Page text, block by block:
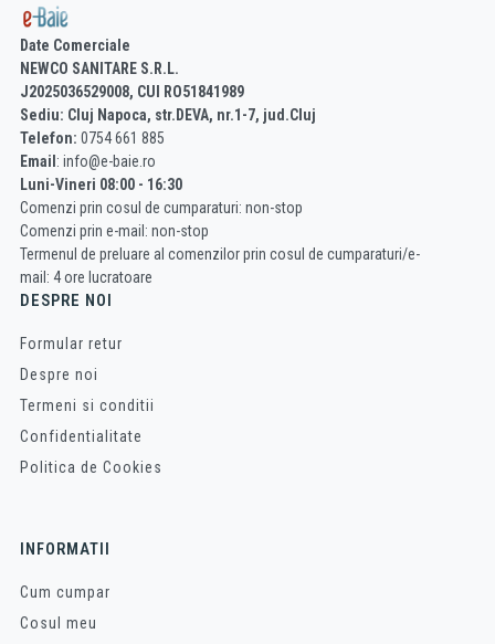
Date Comerciale
NEWCO SANITARE S.R.L.
J2025036529008, CUI RO51841989
Sediu: Cluj Napoca, str.DEVA, nr.1-7, jud.Cluj
Telefon: 0754 661 885
Email : info@e-baie.ro
Luni-Vineri 08:00 - 16:30
Comenzi prin cosul de cumparaturi: non-stop
Comenzi prin e-mail: non-stop
Termenul de preluare al comenzilor prin cosul de cumparaturi/e-
mail: 4 ore lucratoare
DESPRE NOI
Formular retur
Despre noi
Termeni si conditii
Confidentialitate
Politica de Cookies
INFORMATII
Cum cumpar
Cosul meu